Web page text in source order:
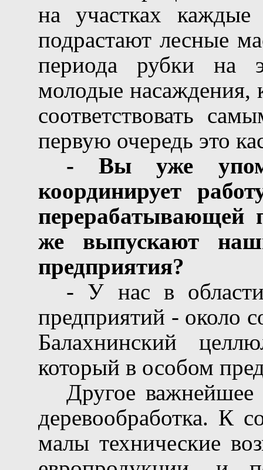
на участках
подрастают лесные
периода рубки на
молодые насаждения,
соответствовать
первую очередь это
- Вы уже
координирует
перерабатывающей
же выпускают
предприятия?
- У нас в
предприятий - около
Балахнинский
который в особом
Другое важнейшее
деревообработка. К
малы технические